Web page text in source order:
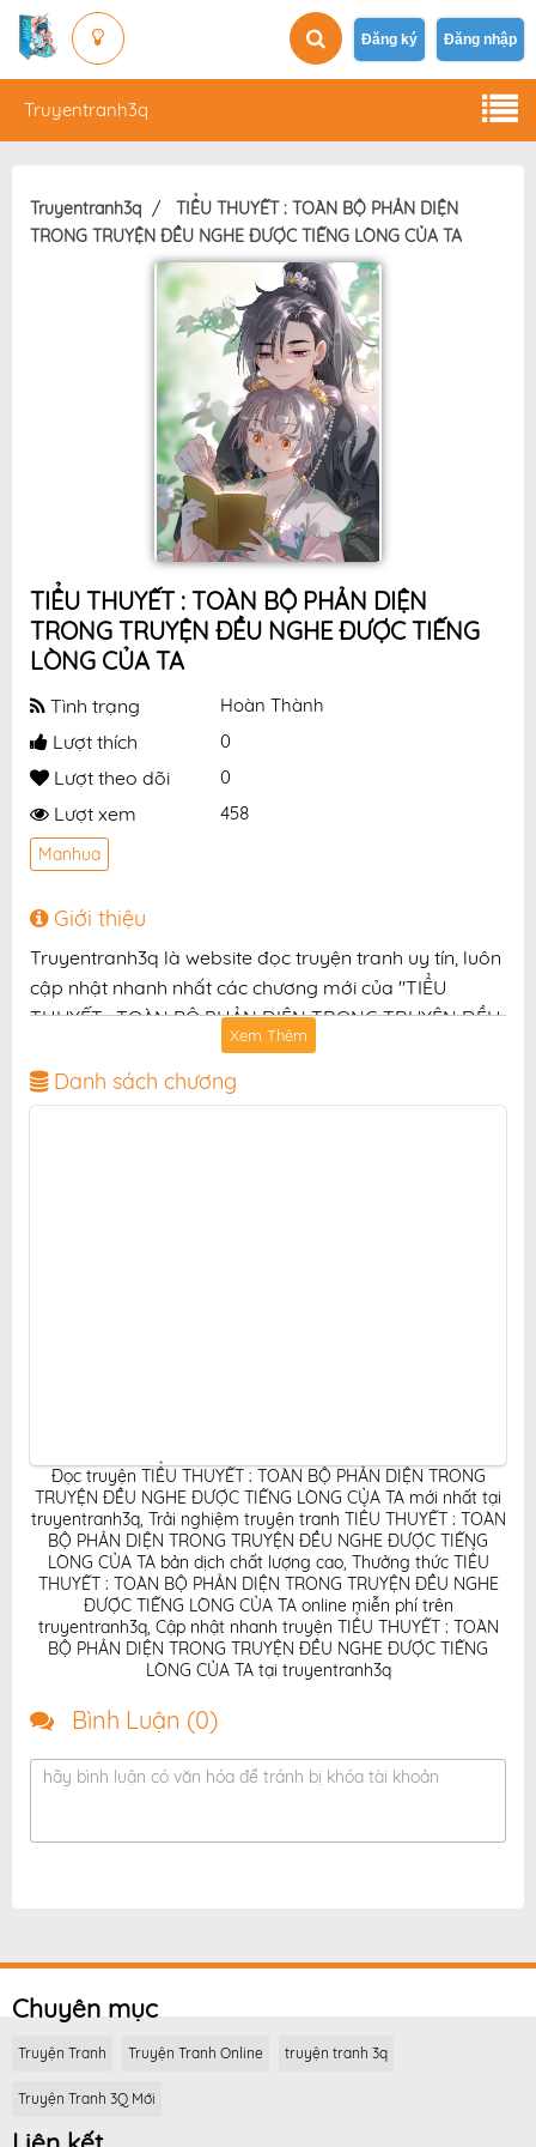
Đăng ký Đăng nhập
Truyentranh3q
Truyentranh3q
TIỂU THUYẾT : TOÀN BỘ PHẢN DIỆN
TRONG TRUYỆN ĐỀU NGHE ĐƯỢC TIẾNG LÒNG CỦA TA
TIỂU THUYẾT : TOÀN BỘ PHẢN DIỆN
TRONG TRUYỆN ĐỀU NGHE ĐƯỢC TIẾNG
LÒNG CỦA TA
Tình trạng Hoàn Thành
Lượt thích 0
Lượt theo dõi 0
Lượt xem 458
Manhua
Giới thiệu
Truyentranh3q là website đọc truyện tranh uy tín, luôn
cập nhật nhanh nhất các chương mới của "TIỂU
THUYẾT : TOÀN BỘ PHẢN DIỆN TRONG TRUYỆN ĐỀU
NGHE ĐƯỢC TIẾNG LÒNG CỦA TA" với chất lượng hình
ảnh sắc nét, bản dịch chuẩn và giao diện thân thiện,
mang đến trải nghiệm đọc truyện hấp dẫn, tiện lợi,
Xem Thêm
Danh sách chương
Đọc truyện TIỂU THUYẾT : TOÀN BỘ PHẢN DIỆN TRONG
TRUYỆN ĐỀU NGHE ĐƯỢC TIẾNG LÒNG CỦA TA mới nhất tại
truyentranh3q, Trải nghiệm truyện tranh TIỂU THUYẾT : TOÀN
BỘ PHẢN DIỆN TRONG TRUYỆN ĐỀU NGHE ĐƯỢC TIẾNG
LÒNG CỦA TA bản dịch chất lượng cao, Thưởng thức TIỂU
THUYẾT : TOÀN BỘ PHẢN DIỆN TRONG TRUYỆN ĐỀU NGHE
ĐƯỢC TIẾNG LÒNG CỦA TA online miễn phí trên
truyentranh3q, Cập nhật nhanh truyện TIỂU THUYẾT : TOÀN
BỘ PHẢN DIỆN TRONG TRUYỆN ĐỀU NGHE ĐƯỢC TIẾNG
LÒNG CỦA TA tại truyentranh3q
Bình Luận (0)
hãy bình luận có văn hóa để tránh bị khóa tài khoản
Chuyên mục
Truyện Tranh Truyện Tranh Online truyện tranh 3q
Truyện Tranh 3Q Mới